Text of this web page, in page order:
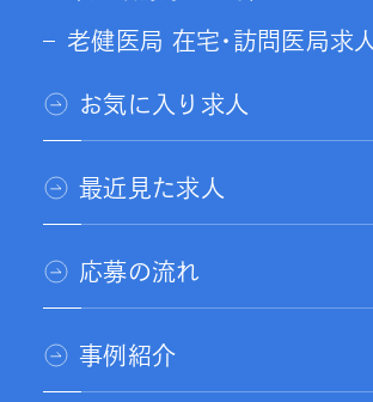
老健医局 在宅･訪問医局求人
お気に入り求人
最近見た求人
応募の流れ
事例紹介